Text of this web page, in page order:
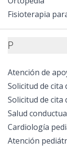
Fisioterapia
P
Atención de
Solicitud de cita
Solicitud de cita
Salud
Cardiología
Atención